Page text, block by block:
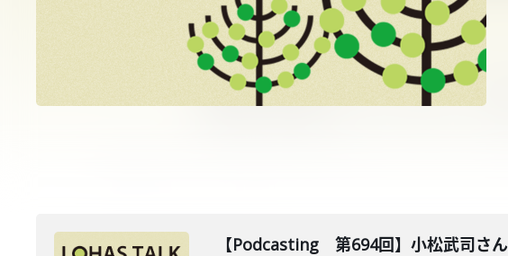
【Podcasting 第694回】小松武司さん